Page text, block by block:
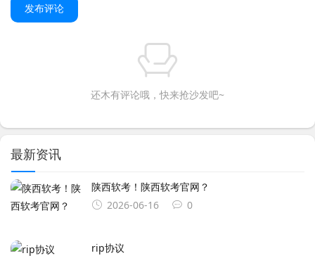
发布评论
还木有评论哦，快来抢沙发吧~
最新资讯
陕西软考！陕西软考官网？
2026-06-16
0
rip协议